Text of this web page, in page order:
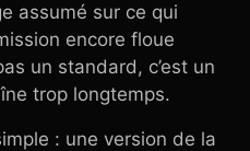
assumé sur ce qui
encore floue
un standard, c’est un
trop longtemps.
: une version de la